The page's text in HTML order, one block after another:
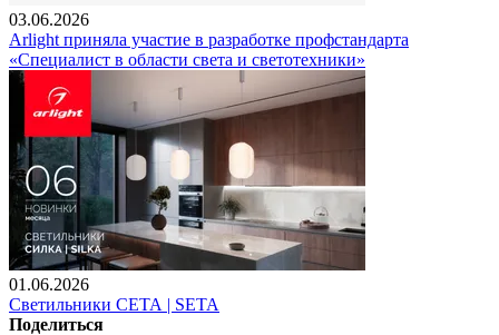
03.06.2026
Arlight приняла участие в разработке профстандарта
«Специалист в области света и светотехники»
01.06.2026
Светильники СЕТА | SETA
Поделиться